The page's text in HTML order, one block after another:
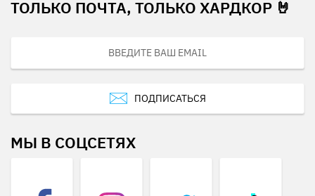
ТОЛЬКО ПОЧТА, ТОЛЬКО ХАРДКОР 🤘
ПОДПИСАТЬСЯ
МЫ В СОЦСЕТЯХ